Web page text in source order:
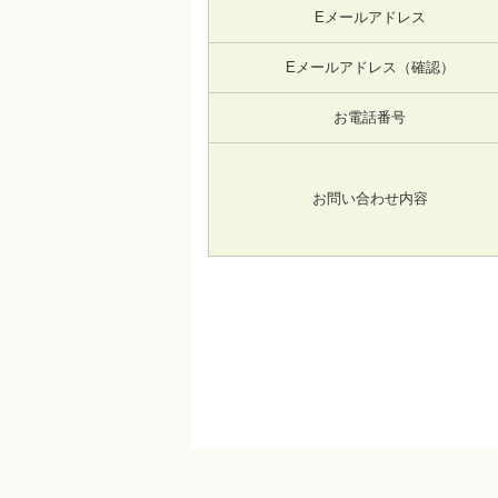
Eメールアドレス
Eメールアドレス（確認）
お電話番号
お問い合わせ内容